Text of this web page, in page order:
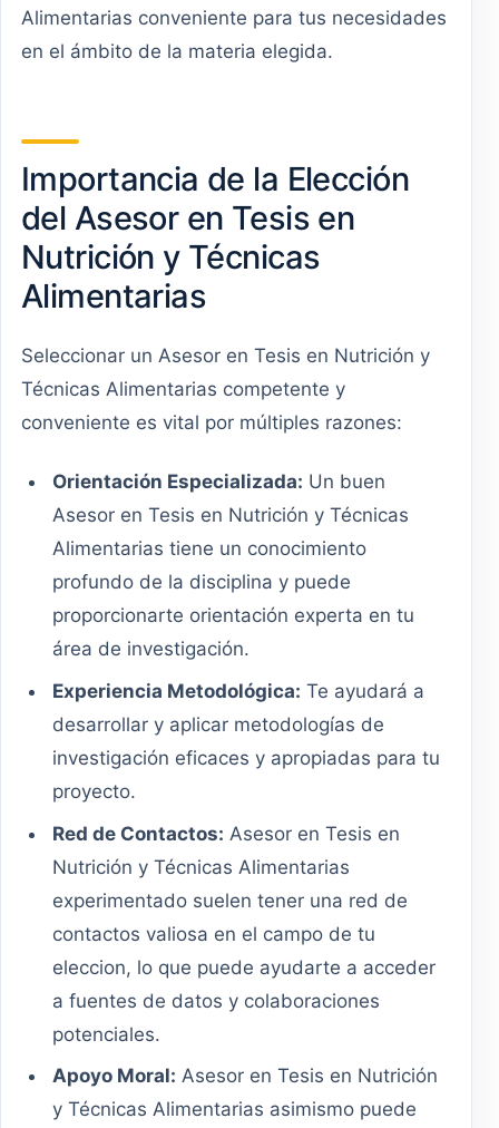
Alimentarias conveniente para tus necesidades
en el ámbito de la materia elegida.
Importancia de la Elección
del Asesor en Tesis en
Nutrición y Técnicas
Alimentarias
Seleccionar un Asesor en Tesis en Nutrición y
Técnicas Alimentarias competente y
conveniente es vital por múltiples razones:
Orientación Especializada: Un buen
Asesor en Tesis en Nutrición y Técnicas
Alimentarias tiene un conocimiento
profundo de la disciplina y puede
proporcionarte orientación experta en tu
área de investigación.
Experiencia Metodológica: Te ayudará a
desarrollar y aplicar metodologías de
investigación eficaces y apropiadas para tu
proyecto.
Red de Contactos: Asesor en Tesis en
Nutrición y Técnicas Alimentarias
experimentado suelen tener una red de
contactos valiosa en el campo de tu
eleccion, lo que puede ayudarte a acceder
a fuentes de datos y colaboraciones
potenciales.
Apoyo Moral: Asesor en Tesis en Nutrición
y Técnicas Alimentarias asimismo puede